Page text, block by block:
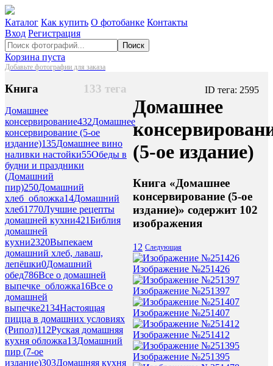
Каталог Как купить О фотобанке Контакты
Вход Регистрация
Поиск
Корзина пуста
Добавьте фотографии для заказа
133 тега
Книга
Домашнее
консервирование432Домашнее
консервирование (5-ое
издание)135Домашнее вино
наливки настойки55Обеды в
будни и праздники
(Домашний
пир)250Домашний
хлеб_обложка14Домашний
хлеб1770Лучшие рецепты
домашней кухни421Библия
домашней
кухни2320Выпекаем
домашний хлеб, лаваш,
лепёшки0Домашний
обед786Все о домашней
выпечке_обложка16Все о
домашней
выпечке2134Настоящая
пицца в домашних условиях
(Рипол)112Руская домашняя
кухня обложка13Домашний
пир (7-ое
издание)303Домашняя кухня
ID тега: 2595
Домашнее
(5-ое издание)
Книга «Домашнее
консервирование (5-ое
издание)» содержит 102
изображения
1 2 Следующая
Изображение №251426
Изображение №251397
Изображение №251407
Изображение №251412
Изображение №251395